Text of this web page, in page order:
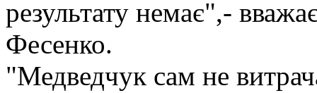
результату немає",-
Фесенко.
"Медведчук сам не